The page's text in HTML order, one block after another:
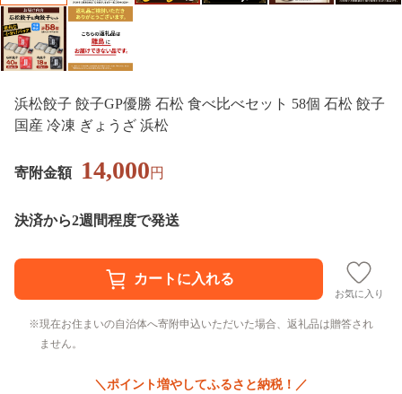
浜松餃子 餃子GP優勝 石松 食べ比べセット 58個 石松 餃子
国産 冷凍 ぎょうざ 浜松
寄附金額 14,000円
決済から2週間程度で発送
お気に入り
現在お住まいの自治体へ寄附申込いただいた場合、返礼品は贈答され
ません。
＼ポイント増やしてふるさと納税！／